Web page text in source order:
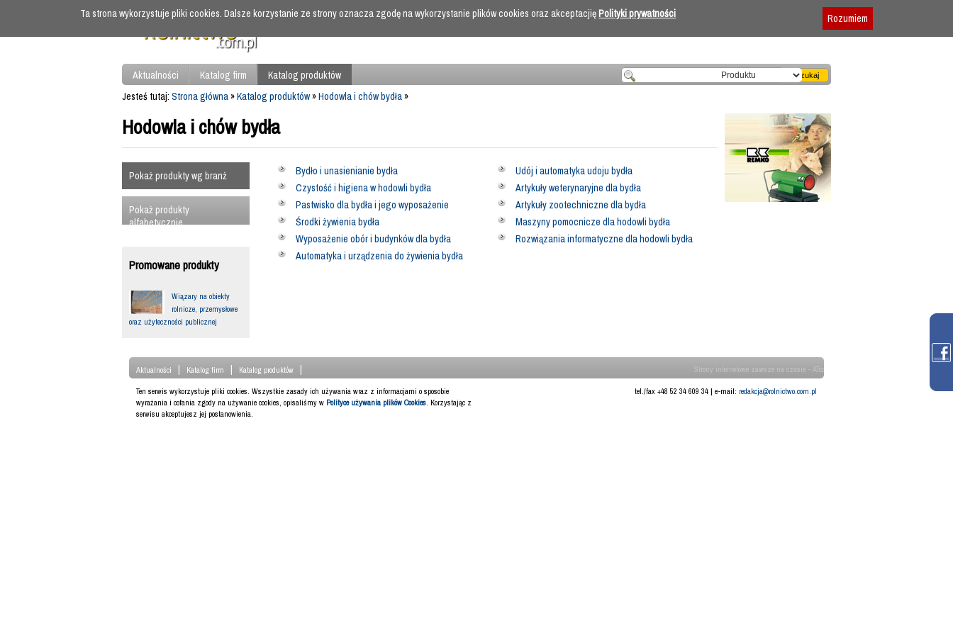
Regulamin
Aktualności Katalog firm
Katalog produktów
Jesteś tutaj: Strona główna»Katalog produktów»Hodowla i chów bydła»
Hodowla i chów bydła
Pokaż produkty wg branż
Pokaż produkty
alfabetycznie
Promowane produkty
Wiązary na obiekty
rolnicze, przemysłowe
oraz użyteczności publicznej
Bydło i unasienianie bydła
Czystość i higiena w hodowli bydła
Pastwisko dla bydła i jego wyposażenie
Środki żywienia bydła
Wyposażenie obór i budynków dla bydła
Automatyka i urządzenia do żywienia bydła
Udój i automatyka udoju bydła
Artykuły weterynaryjne dla bydła
Artykuły zootechniczne dla bydła
Maszyny pomocnicze dla hodowli bydła
Rozwiązania informatyczne dla hodowli bydła
Aktualności | Katalog firm | Katalog produktów | Strony internetowe zawsze na czasie - ATcom
Ten serwis wykorzystuje pliki cookies. Wszystkie zasady ich używania wraz z informacjami o sposobie
wyrażania i cofania zgody na używanie cookies, opisaliśmy w Polityce używania plików Cookies. Korzystając z
serwisu akceptujesz jej postanowienia.
tel./fax +48 52 34 609 34 | e-mail: redakcja@rolnictwo.com.pl
Ta strona wykorzystuje pliki cookies. Dalsze korzystanie ze strony oznacza zgodę na wykorzystanie plików cookies oraz akceptacjięPolityki prywatności Rozumiem